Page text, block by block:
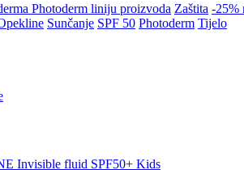
Photoderm liniju proizvoda Zaštita -25%
Sunčanje SPF 50 Photoderm Tijelo